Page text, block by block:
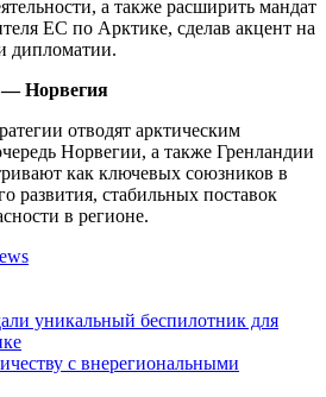
а также расширить мандат
ЕС по Арктике, сделав акцент на
дипломатии.
— Норвегия
отводят арктическим
Норвегии, а также Гренландии
как ключевых союзников в
развития, стабильных поставок
в регионе.
уникальный беспилотник для
с внерегиональными